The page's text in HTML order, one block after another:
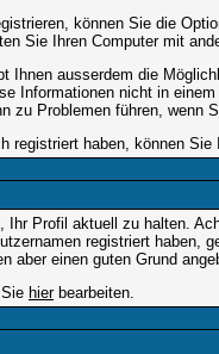
können Sie die
Sie Ihren Computer mit
Ihnen ausserdem die
Informationen nicht in
zu Problemen führen, wenn
registriert haben, können
Ihr Profil aktuell zu halten.
registriert haben,
aber einen guten Grund
hierbearbeiten.